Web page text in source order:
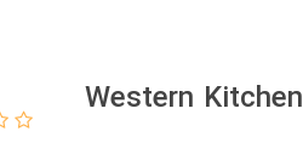
اسباب بازی ست آشپزخانه غربی Western Kitchen